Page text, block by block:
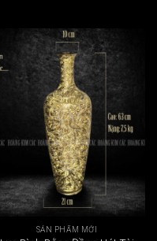
SẢN PHẨM MỚI